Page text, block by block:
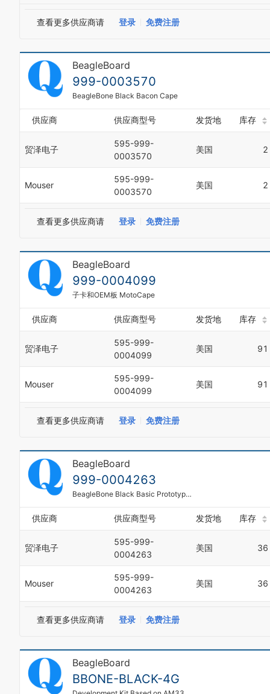
查看更多供应商请 登录 免费注册
BeagleBoard
999-0003570
BeagleBone Black Bacon Cape
供应商 供应商型号 发货地 库存
贸泽电子
595-999-
0003570
美国 2
Mouser
595-999-
0003570
美国 2
查看更多供应商请 登录 免费注册
BeagleBoard
999-0004099
子卡和OEM板 MotoCape
供应商 供应商型号 发货地 库存
贸泽电子
595-999-
0004099
美国 91
Mouser
595-999-
0004099
美国 91
查看更多供应商请 登录 免费注册
BeagleBoard
999-0004263
BeagleBone Black Basic Prototyping Cape
供应商 供应商型号 发货地 库存
贸泽电子
595-999-
0004263
美国 36
Mouser
595-999-
0004263
美国 36
查看更多供应商请 登录 免费注册
BeagleBoard
BBONE-BLACK-4G